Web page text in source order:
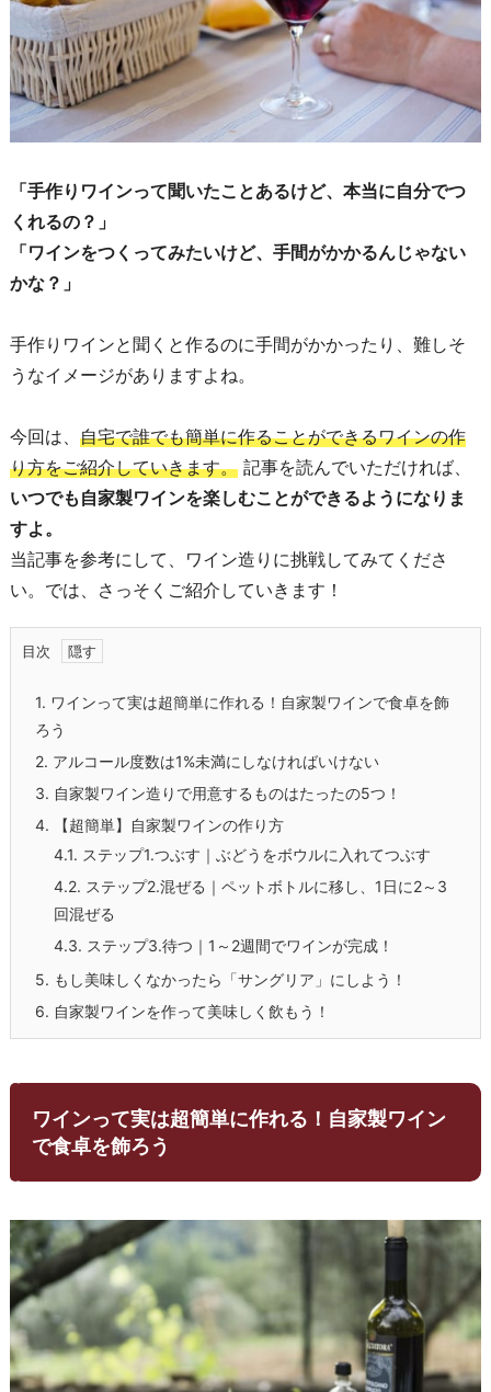
「手作りワインって聞いたことあるけど、本当に自分でつ
くれるの？」
「ワインをつくってみたいけど、手間がかかるんじゃない
かな？」
手作りワインと聞くと作るのに手間がかかったり、難しそ
うなイメージがありますよね。
今回は、 自宅で誰でも簡単に作ることができるワインの作
り方をご紹介していきます。 記事を読んでいただければ、
いつでも自家製ワインを楽しむことができるようになりま
すよ。
当記事を参考にして、ワイン造りに挑戦してみてくださ
い。では、さっそくご紹介していきます！
目次
1. ワインって実は超簡単に作れる！自家製ワインで食卓を飾
ろう
2. アルコール度数は1%未満にしなければいけない
3. 自家製ワイン造りで用意するものはたったの5つ！
4. 【超簡単】自家製ワインの作り方
4.1. ステップ1.つぶす｜ぶどうをボウルに入れてつぶす
4.2. ステップ2.混ぜる｜ペットボトルに移し、1日に2～3
回混ぜる
4.3. ステップ3.待つ｜1～2週間でワインが完成！
5. もし美味しくなかったら「サングリア」にしよう！
6. 自家製ワインを作って美味しく飲もう！
ワインって実は超簡単に作れる！自家製ワイン
で食卓を飾ろう